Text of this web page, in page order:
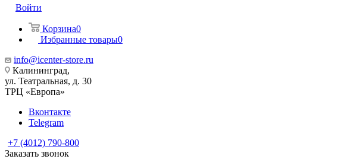
Войти
Корзина0
Избранные товары0
info@icenter-store.ru
Калининград,
ул. Театральная, д. 30
ТРЦ «Европа»
Вконтакте
Telegram
+7 (4012) 790-800
Заказать звонок